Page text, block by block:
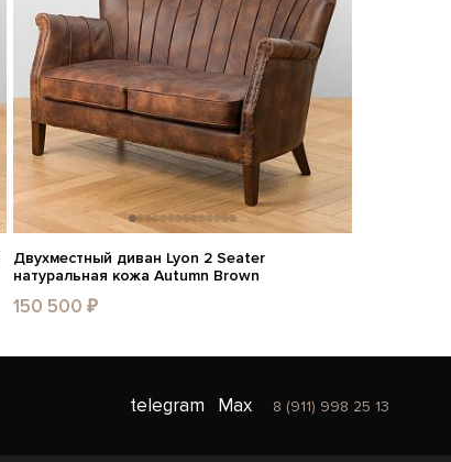
Двухместный диван Lyon 2 Seater
натуральная кожа Autumn Brown
150 500 ₽
telegram Max 8 (911) 998 25 13